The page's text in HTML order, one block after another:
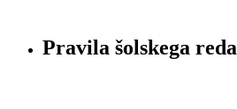
Pravila šolskega reda